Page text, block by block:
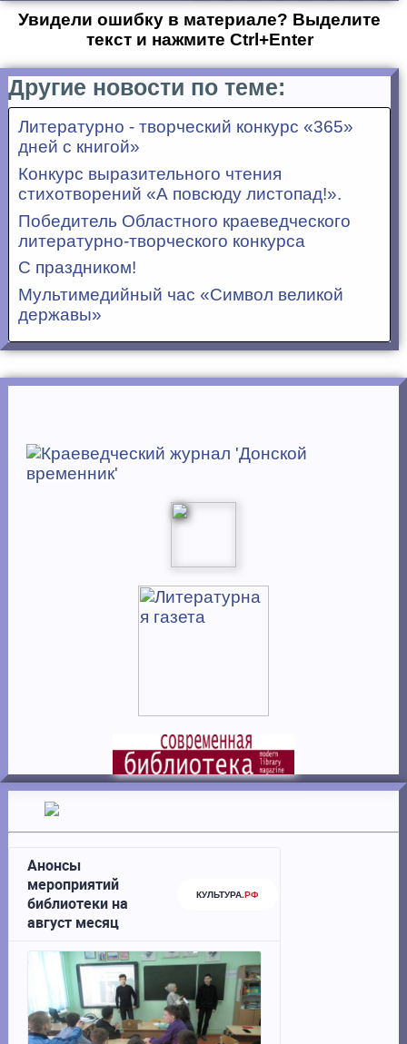
Увидели ошибку в материале? Выделите
текст и нажмите Ctrl+Enter
Другие новости по теме:
Литературно - творческий конкурс «365»
дней с книгой»
Конкурс выразительного чтения
стихотворений «А повсюду листопад!».
Победитель Областного краеведческого
литературно-творческого конкурса
С праздником!
Мультимедийный час «Символ великой
державы»